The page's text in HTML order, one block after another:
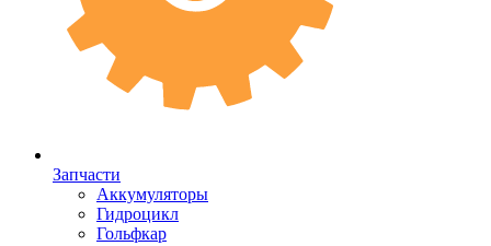
Запчасти
Аккумуляторы
Гидроцикл
Гольфкар